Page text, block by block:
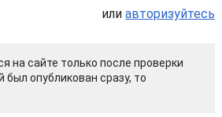
или авторизуйтесь
на сайте только после проверки
опубликован сразу, то